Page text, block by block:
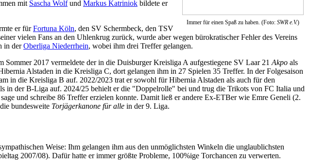
Immer für einen Spaß zu haben. (Foto: SWR e.V.)
mit Sascha Wolfund Markus Katriniok bildete er
er fürFortuna Köln, den SV Schermbeck, den TSV
vielen Fans an den Uhlenkrug zurück, wurde aber wegen bürokratischer Fehler des Vereins
in derOberliga Niederrhein, wobei ihm drei Treffer gelangen.
2017 vermeldete der in die Duisburger Kreisliga A aufgestiegene SV Laar 21 Akpo als
Alstaden in die Kreisliga C, dort gelangen ihm in 27 Spielen 35 Treffer. In der Folgesaison
in die Kreisliga B auf. 2022/2023 trat er sowohl für Hibernia Alstaden als auch für den
in der B-Liga auf. 2024/25 behielt er die "Doppelrolle" bei und trug die Trikots von FC Italia und
und schreibe 86 Treffer erzielen konnte. Damit ließ er andere Ex-ETBer wie Emre Geneli (2.
bundesweite Torjägerkanone für alle in der 9. Liga.
Weise: Ihm gelangen ihm aus den unmöglichsten Winkeln die unglaublichsten
2007/08). Dafür hatte er immer größte Probleme, 100%ige Torchancen zu verwerten.